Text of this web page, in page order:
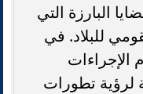
البارزة التي
للبلاد. في
الإجراءات
لرؤية تطورات